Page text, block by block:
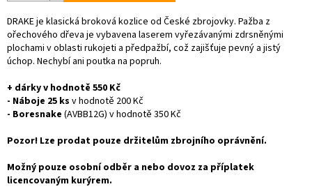
DRAKE je klasická broková kozlice od České zbrojovky. Pažba z
ořechového dřeva je vybavena laserem vyřezávanými zdrsněnými
plochami v oblasti rukojeti a předpažbí, což zajišťuje pevný a jistý
úchop. Nechybí ani poutka na popruh.
+ dárky v hodnotě 550 Kč
- Náboje 25 ks v hodnotě 200 Kč
- Boresnake (AVBB12G) v hodnotě 350 Kč
Pozor! Lze prodat pouze držitelům zbrojního oprávnění.
Možný pouze osobní odběr a nebo dovoz za příplatek
licencovaným kurýrem.